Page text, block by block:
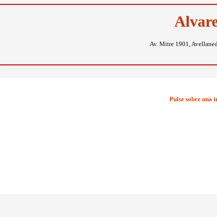
Av. Mitre 1901,
Pulse sobre una